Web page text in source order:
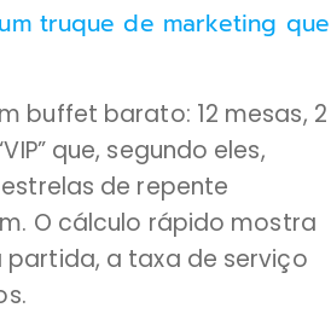
truque de marketing que
buffet barato: 12 mesas, 2
que, segundo eles,
de repente
O cálculo rápido mostra
partida, a taxa de serviço